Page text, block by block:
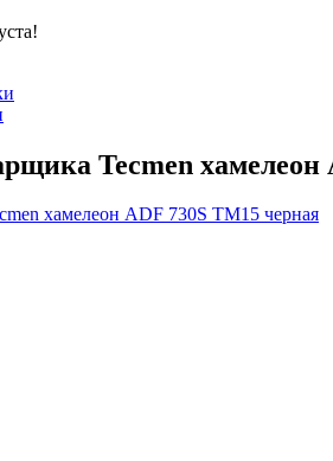
Tecmen хамелеон